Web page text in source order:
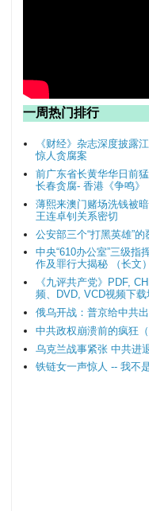
一周热门排行
《财经》杂志深度披露
惊人贪腐案
前广东省长黄华华日前
长春贪腐- 香港《争鸣》
薄熙来澳门赌场洗钱被
王连卓钊关系密切
公安部三个“打黑英雄”
中央“610办公室”三级指
作及罪行大揭秘 （长文）
《九评共产党》PDF,
频、DVD, VCD视频下
俄乌开战：普京给中共
中共政权崩溃前的疯狂（
乌克兰战事紧张 中共进
铁链女一声惊人 -- 我不